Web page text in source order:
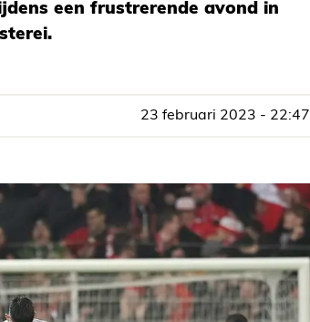
een frustrerende avond in
23 februari 2023 - 22:47